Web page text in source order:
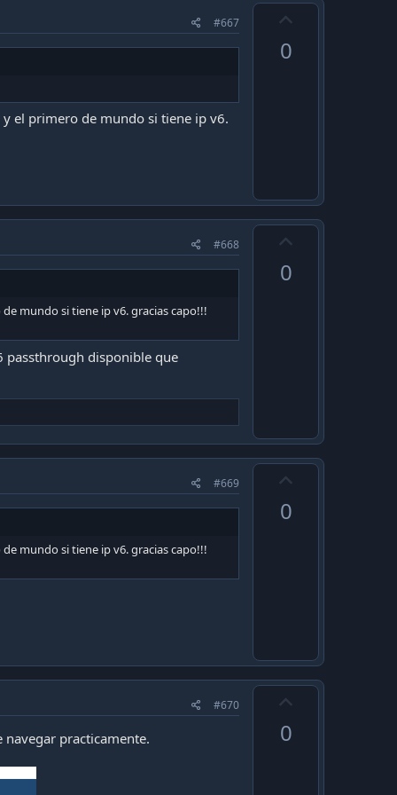
#667
el primero de mundo si tiene ip v6.
0
#668
mundo si tiene ip v6. gracias capo!!!
passthrough disponible que
0
#669
mundo si tiene ip v6. gracias capo!!!
0
#670
practicamente. 0